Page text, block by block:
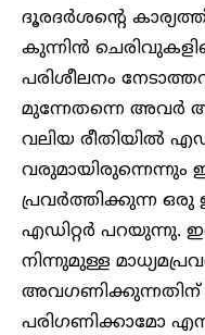
ദൂരദർശന്റെ
കുന്നിൻ
പരിശീലനം
മുന്നേതന്നെ അവർ
വലിയ രീതിയിൽ
വരുമായിരുന്നെന്നും
പ്രവർത്തിക്കുന്ന ഒരു
എഡിറ്റർ പറയുന്നു.
നിന്നുമുള്ള
അവഗണിക്കുന്നതിന്
പരിഗണിക്കാമോ